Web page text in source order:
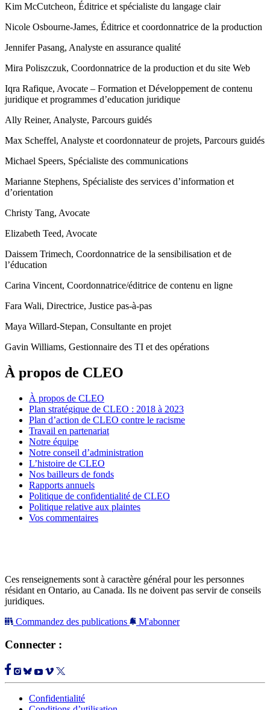
Kim McCutcheon, Éditrice et spécialiste du langage clair
Nicole Osbourne-James, Éditrice et coordonnatrice de la production
Jennifer Pasang, Analyste en assurance qualité
Mira Poliszczuk, Coordonnatrice de la production et du site Web
Iqra Rafique, Avocate – Formation et Développement de contenu
juridique et programmes d’education juridique
Ally Reiner, Analyste, Parcours guidés
Max Scheffel, Analyste et coordonnateur de projets, Parcours guidés
Michael Speers, Spécialiste des communications
Marianne Stephens, Spécialiste des services d’information et
d’orientation
Christy Tang, Avocate
Elizabeth Teed, Avocate
Daissem Trimech, Coordonnatrice de la sensibilisation et de
l’éducation
Carina Vincent, Coordonnatrice/éditrice de contenu en ligne
Fara Wali, Directrice, Justice pas-à-pas
Maya Willard-Stepan, Consultante en projet
Gavin Williams, Gestionnaire des TI et des opérations
À propos de CLEO
À propos de CLEO
Plan stratégique de CLEO : 2018 à 2023
Plan d’action de CLEO contre le racisme
Travail en partenariat
Notre équipe
Notre conseil d’administration
L’histoire de CLEO
Nos bailleurs de fonds
Rapports annuels
Politique de confidentialité de CLEO
Politique relative aux plaintes
Vos commentaires
Ces renseignements sont à caractère général pour les personnes
résidant en Ontario, au Canada. Ils ne doivent pas servir de conseils
juridiques.
Commandez des publications
M'abonner
Connecter :
Confidentialité